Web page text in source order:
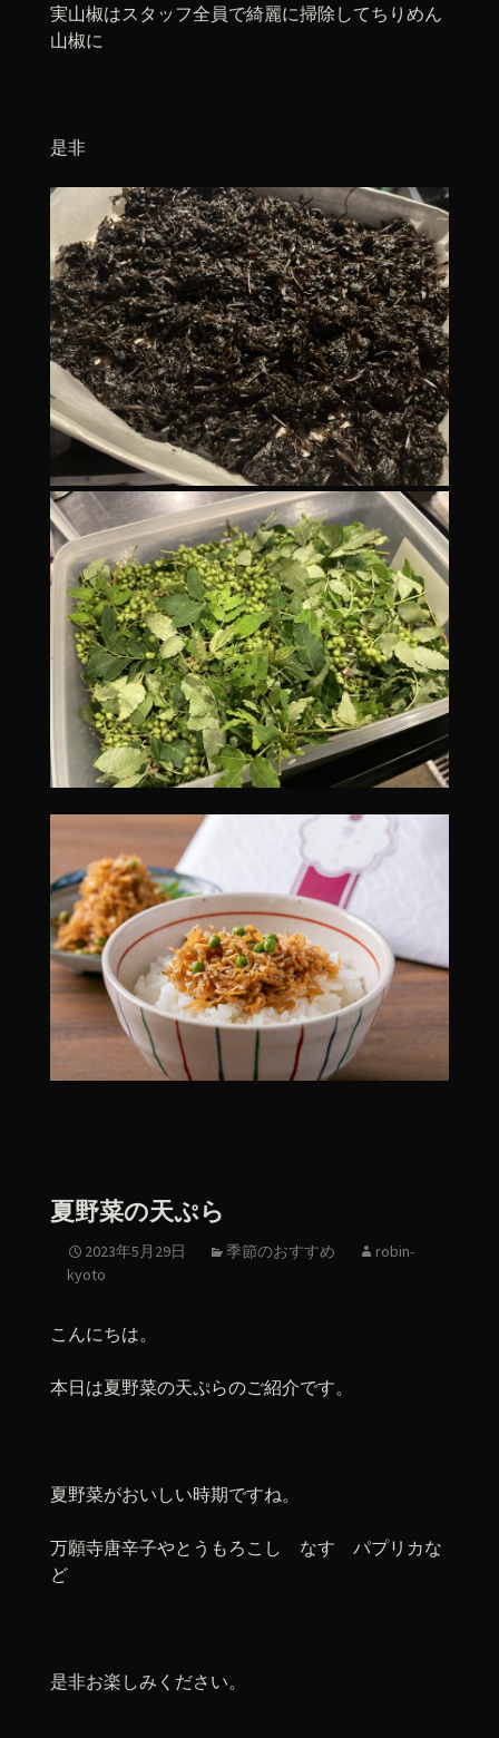
実山椒はスタッフ全員で綺麗に掃除してちりめん
山椒に
是非
夏野菜の天ぷら
2023年5月29日 季節のおすすめ
robin-
kyoto
こんにちは。
本日は夏野菜の天ぷらのご紹介です。
夏野菜がおいしい時期ですね。
万願寺唐辛子やとうもろこし なす パプリカな
ど
是非お楽しみください。